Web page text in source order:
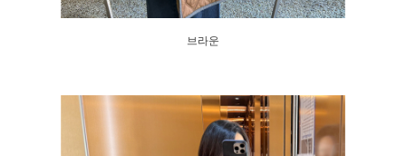
브라운